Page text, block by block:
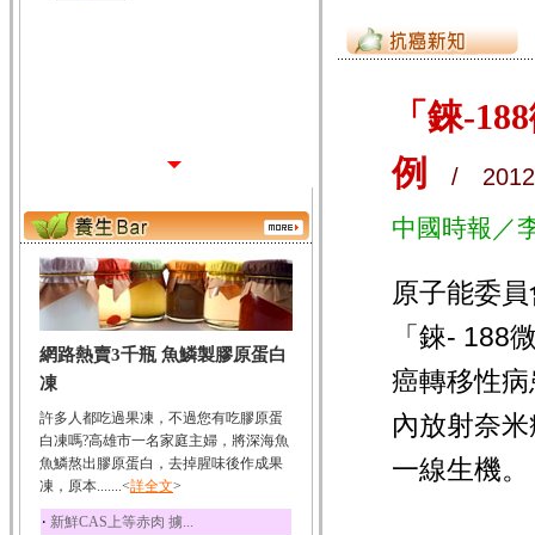
網路熱賣3千瓶 魚鱗製膠原蛋白
凍
許多人都吃過果凍，不過您有吃膠原蛋
白凍嗎?高雄市一名家庭主婦，將深海魚
魚鱗熬出膠原蛋白，去掉腥味後作成果
凍，原本.......<詳全文>
‧ 新鮮CAS上等赤肉 擄...
「錸-
例
/
中國時報／
原子能委
「錸- 188
癌轉移性
內放射奈
一線生機。